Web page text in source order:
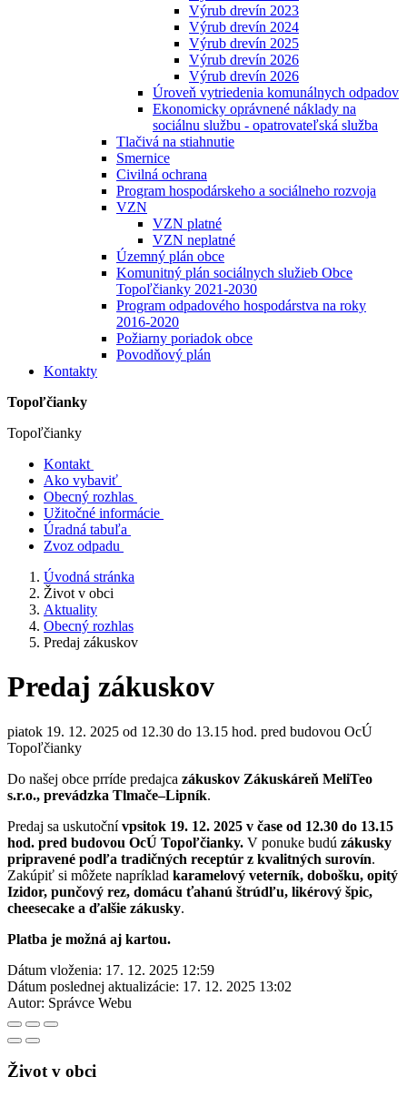
Výrub drevín 2023
Výrub drevín 2024
Výrub drevín 2025
Výrub drevín 2026
Výrub drevín 2026
Úroveň vytriedenia komunálnych odpadov
Ekonomicky oprávnené náklady na
sociálnu službu - opatrovateľská služba
Tlačivá na stiahnutie
Smernice
Civilná ochrana
Program hospodárskeho a sociálneho rozvoja
VZN
VZN platné
VZN neplatné
Územný plán obce
Komunitný plán sociálnych služieb Obce
Topoľčianky 2021-2030
Program odpadového hospodárstva na roky
2016-2020
Požiarny poriadok obce
Povodňový plán
Kontakty
Topoľčianky
Topoľčianky
Kontakt
Ako vybaviť
Obecný rozhlas
Užitočné informácie
Úradná tabuľa
Zvoz odpadu
Úvodná stránka
Život v obci
Aktuality
Obecný rozhlas
Predaj zákuskov
Predaj zákuskov
piatok 19. 12. 2025 od 12.30 do 13.15 hod. pred budovou OcÚ
Topoľčianky
Do našej obce prríde predajca zákuskov Zákuskáreň MeliTeo
s.r.o., prevádzka Tlmače–Lipník.
Predaj sa uskutočnívpsitok 19. 12. 2025 v čase od 12.30 do 13.15
hod. pred budovou OcÚ Topoľčianky. V ponuke budú zákusky
pripravené podľa tradičných receptúr z kvalitných surovín.
Zakúpiť si môžete napríklad karamelový veterník, dobošku, opitý
Izidor, punčový rez, domácu ťahanú štrúdľu, likérový špic,
cheesecake a ďalšie zákusky.
Platba je možná aj kartou.
Dátum vloženia: 17. 12. 2025 12:59
Dátum poslednej aktualizácie: 17. 12. 2025 13:02
Autor: Správce Webu
Život v obci